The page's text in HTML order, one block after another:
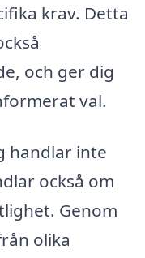
krav. Detta
och ger dig
val.
handlar inte
också om
Genom
olika